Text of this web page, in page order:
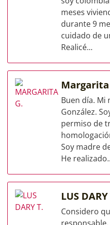
meses
durante 9
cuidado de
Realicé...
Margarita
Buen día. Mi
González.
permiso de
Soy madre
He
LUS DARY
Considero